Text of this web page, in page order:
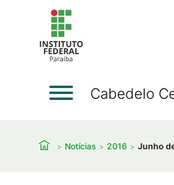
Cabedelo
Notícias 2016 Junho